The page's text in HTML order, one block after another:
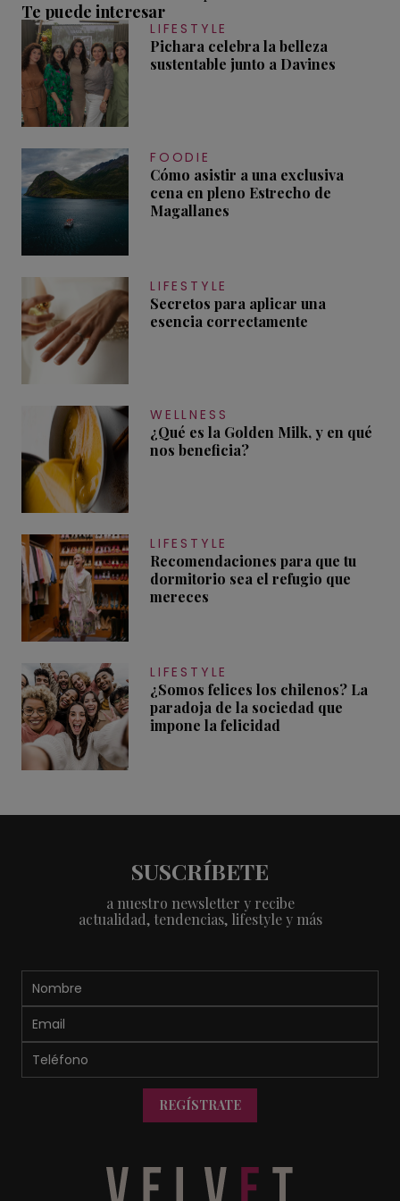
Te puede interesar
LIFESTYLE
Pichara celebra la belleza
sustentable junto a Davines
FOODIE
Cómo asistir a una exclusiva
cena en pleno Estrecho de
Magallanes
LIFESTYLE
Secretos para aplicar una
esencia correctamente
WELLNESS
¿Qué es la Golden Milk, y en qué
nos beneficia?
LIFESTYLE
Recomendaciones para que tu
dormitorio sea el refugio que
mereces
LIFESTYLE
¿Somos felices los chilenos? La
paradoja de la sociedad que
impone la felicidad
SUSCRÍBETE
a nuestro newsletter y recibe
actualidad, tendencias, lifestyle y más
REGÍSTRATE